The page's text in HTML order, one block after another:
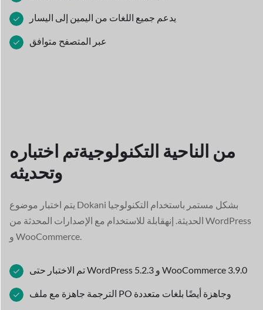
يدعم جميع اللغات من اليمين إلى اليسار
عبر المتصفح متوافق
من الناحية التكنولوجيةتم اختباره
وتحديثه
يتم اختبار موضوع Dokani بشكل مستمر باستخدام التكنولوجيا
الحديثة. إنهقابلة للاستخدام مع الإصدارات المحدثة من WordPress
و WooCommerce.
تم الاختبار حتى WordPress 5.2.3 و WooCommerce 3.9.0
الترجمة جاهزة مع ملف PO وجاهزة أيضًا بلغات متعددة